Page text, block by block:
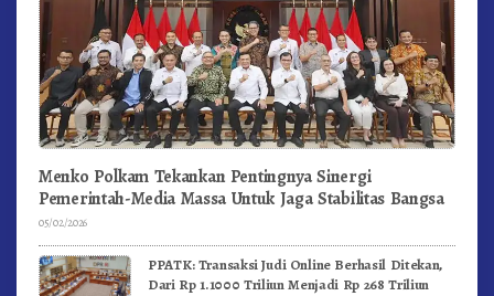
Menko Polkam Tekankan Pentingnya Sinergi
Pemerintah-Media Massa Untuk Jaga Stabilitas Bangsa
05/02/2026
PPATK: Transaksi Judi Online Berhasil Ditekan,
Dari Rp 1.1000 Triliun Menjadi Rp 268 Triliun